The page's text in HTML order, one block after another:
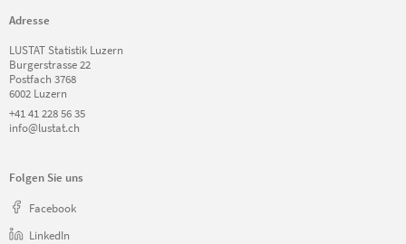
Adresse
LUSTAT Statistik Luzern
Burgerstrasse 22
Postfach 3768
6002 Luzern
+41 41 228 56 35
info@lustat.ch
Folgen Sie uns
Facebook
LinkedIn